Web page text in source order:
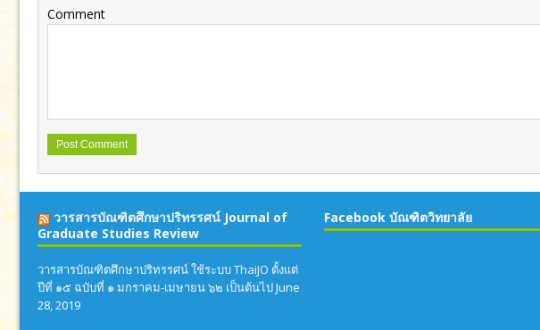
Comment
วารสารบัณฑิตศึกษาปริทรรศน์ Journal of
Graduate Studies Review
วารสารบัณฑิตศึกษาปริทรรศน์ ใช้ระบบ ThaiJO ตั้งแต่
ปีที่ ๑๕ ฉบับที่ ๑ มกราคม-เมษายน ๖๒ เป็นต้นไปJune
28, 2019
Facebook บัณฑิตวิทยาลัย